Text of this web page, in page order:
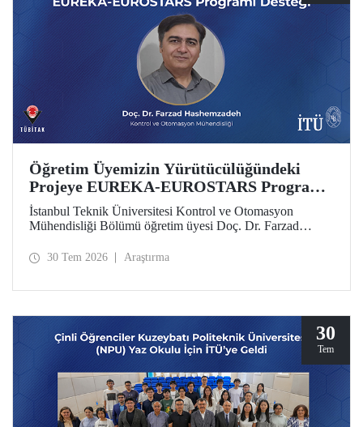
Öğretim Üyemizin Yürütücülüğündeki
Projeye EUREKA-EUROSTARS Programı
Desteği
İstanbul Teknik Üniversitesi Kontrol ve Otomasyon
Mühendisliği Bölümü öğretim üyesi Doç. Dr. Farzad
Driven Resilient Power Systems: Revolutionizing Energy
30 Tem 2026 Araştırma
30
Tem